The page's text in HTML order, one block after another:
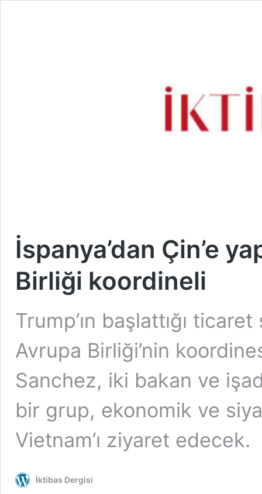
İspanya’dan Çin’e
Birliği koordineli
Trump’ın başlattığı
Avrupa Birliği’nin
Sanchez, iki bakan ve
bir grup, ekonomik ve
Vietnam’ı ziyaret edecek.
İktibas Dergisi